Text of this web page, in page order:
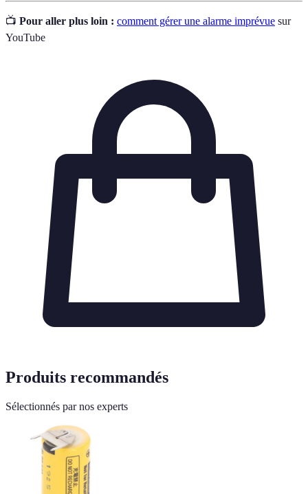
📺 Pour aller plus loin : comment gérer une alarme imprévue sur
YouTube
Produits recommandés
Sélectionnés par nos experts